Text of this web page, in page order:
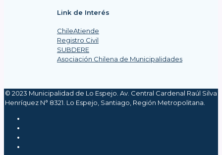
Link de Interés
ChileAtiende
Registro Civil
SUBDERE
Asociación Chilena de Municipalidades
© 2023 Municipalidad de Lo Espejo. Av. Central Cardenal Raúl Silva
Henríquez N° 8321. Lo Espejo, Santiago, Región Metropolitana.